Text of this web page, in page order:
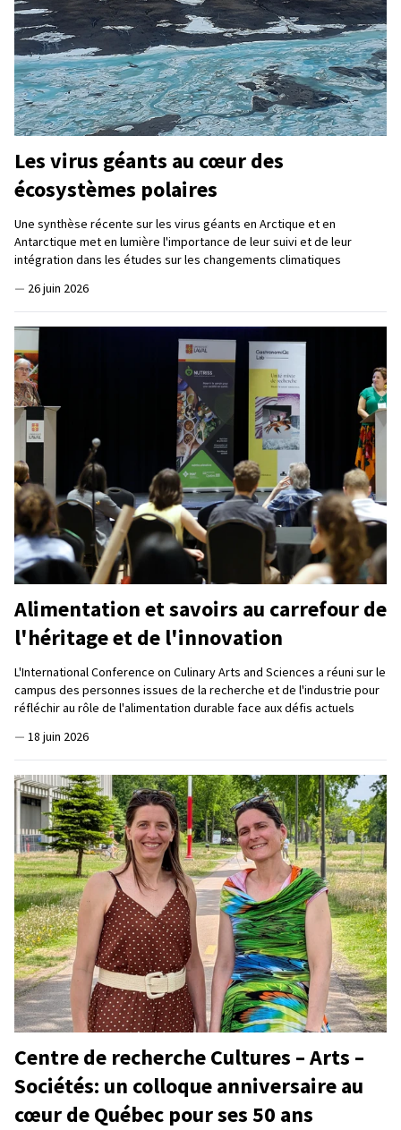
Les virus géants au cœur des
écosystèmes polaires
Une synthèse récente sur les virus géants en Arctique et en
Antarctique met en lumière l'importance de leur suivi et de leur
intégration dans les études sur les changements climatiques
— 26 juin 2026
Alimentation et savoirs au carrefour de
l'héritage et de l'innovation
L'International Conference on Culinary Arts and Sciences a réuni sur le
campus des personnes issues de la recherche et de l'industrie pour
réfléchir au rôle de l'alimentation durable face aux défis actuels
— 18 juin 2026
Centre de recherche Cultures – Arts –
Sociétés: un colloque anniversaire au
cœur de Québec pour ses 50 ans